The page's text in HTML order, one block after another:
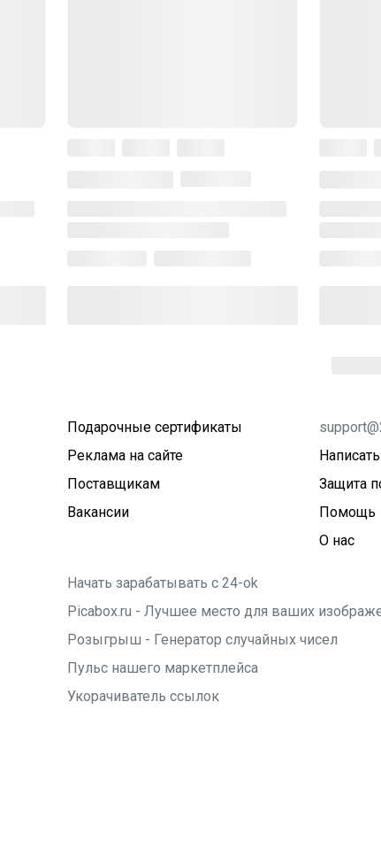
Подарочные сертификаты
Реклама на сайте
Поставщикам
Вакансии
Защита
Помощь
О нас
Начать зарабатывать с 24-ok
Picabox.ru - Лучшее место для ваших
Розыгрыш - Генератор случайных чисел
Пульс нашего маркетплейса
Укорачиватель ссылок